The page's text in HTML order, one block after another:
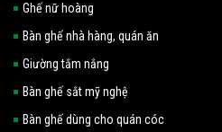
Ghế nữ hoàng
Bàn ghế nhà hàng, quán ăn
Giường tắm nắng
Bàn ghế sắt mỹ nghệ
Bàn ghế dùng cho quán cóc